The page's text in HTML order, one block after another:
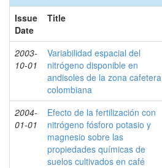
Issue
Date
Title
2003-
10-01
Variabilidad espacial del
nitrógeno disponible en
andisoles de la zona cafetera
colombiana
2004-
01-01
Efecto de la fertilización con
nitrógeno fósforo potasio y
magnesio sobre las
propiedades químicas de
suelos cultivados en café